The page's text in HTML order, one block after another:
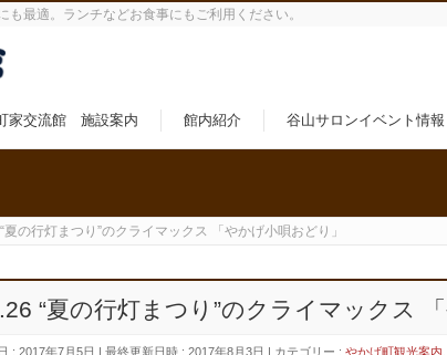
最適。ランチなどお食事にもご利用ください。
家交流館 施設案内 館内紹介 谷山サロンイベント情報
夏の行灯まつり”のクライマックス 「やかげ小唄おどり」
“夏の行灯まつり”のクライマックス
: 2017年7月5日 最終更新日時 : 2017年8月3日 カテゴリー : やかげ町観光案内